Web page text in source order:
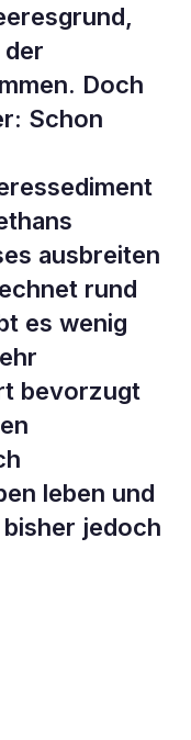
der
Doch
Schon
ausbreiten
rund
es wenig
bevorzugt
leben und
jedoch